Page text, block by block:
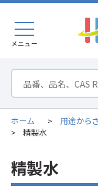
メニュー
ホーム > 用途から
> 精製水
精製水